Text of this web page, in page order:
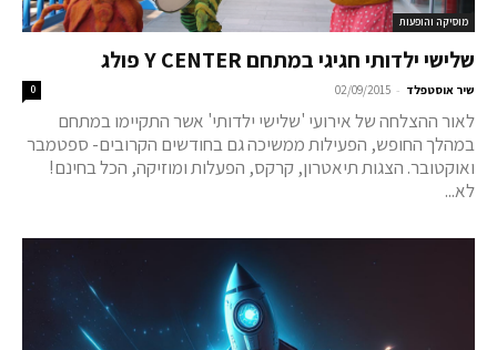
מוסיקה והופעות
שלישי ילדותי חגיגי במתחם Y CENTER פולג
שיר אוסטפלד -
02/09/2015
0
לאור ההצלחה של אירועי 'שלישי ילדותי' אשר התקיימו במתחם
במהלך החופש, הפעילות ממשיכה גם בחודשים הקרובים- ספטמבר
ואוקטובר. הצגות תיאטרון, קרקס, הפעלות ומוזיקה, הכל בחינם!
לא...